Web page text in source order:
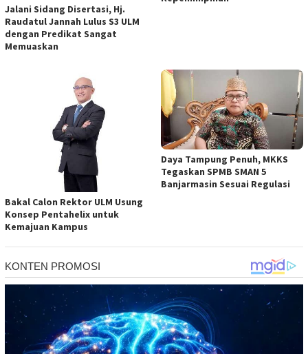
Jalani Sidang Disertasi, Hj.
Raudatul Jannah Lulus S3 ULM
dengan Predikat Sangat
Memuaskan
Bakal Calon Rektor ULM Usung
Konsep Pentahelix untuk
Kemajuan Kampus
Daya Tampung Penuh, MKKS
Tegaskan SPMB SMAN 5
Banjarmasin Sesuai Regulasi